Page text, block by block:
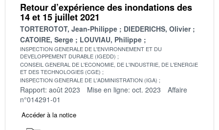
Retour d’expérience des inondations des
14 et 15 juillet 2021
TORTEROTOT, Jean-Philippe
DIEDERICHS, Olivier
CATOIRE, Serge
LOUVIAU, Philippe
INSPECTION GENERALE DE L'ENVIRONNEMENT ET DU
DEVELOPPEMENT DURABLE (IGEDD)
CONSEIL GENERAL DE L'ECONOMIE, DE L'INDUSTRIE, DE L'ENERGIE
ET DES TECHNOLOGIES (CGE)
INSPECTION GENERALE DE L'ADMINISTRATION (IGA)
Rapport: août 2023 Mise en ligne: oct. 2023
Affaire
n°014291-01
Accéder à la notice